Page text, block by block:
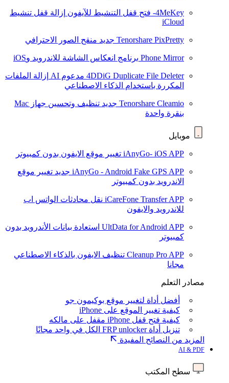
4MeKey- فتح قفل التنشيط للآيفون
إزالة قفل تنشيط
iCloud
Tenorshare PixPretty جديد منقح الصور الاحترافي
Phone Mirror برنامج انعكاس الشاشة للاندرويد وiOS
4DDiG Duplicate File Deleter مدعوم AI
إزالة الملفات
المكررة باستخدام الذكاء الاصطناعي
Tenorshare Cleamio جديد
تنظيف وتحسين جهاز Mac
بنقرة واحدة
موبايل
iAnyGo- iOS APP تغيير موقع الايفون بدون كمبيوتر
iAnyGo - Android Fake GPS APP جديد تغيير موقع
الاندرويد بدون كمبيوتر
iCareFone Transfer APP نقل محادثات الواتس اب
للاندرويد والايفون
UltData for Android APP استعادة بيانات الأندرويد بدون
كمبيوتر
Cleanup Pro APP تنظيف الايفون بالذكاء الاصطناعي
مجانا
مصادر التعلم
أفضل أداة لتغيير موقع بوكيمون جو
كيفية تغيير الموقع على iPhone
كيفية فتح قفل iPhone مقفل على مالكه
تنزيل أداة FRP unlocker الكل في واحد مجانًا
المزيد من النصائح المفيدة
AI & PDF
سطح المكتب